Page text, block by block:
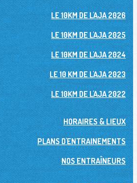
LE 10KM DE L'AJA 2026
LE 10KM DE L'AJA 2025
LE 10KM DE L'AJA 2024
LE 10 KM DE L'AJA 2023
LE 10KM DE L'AJA 2022
HORAIRES & LIEUX
PLANS D'ENTRAINEMENTS
NOS ENTRAÎNEURS